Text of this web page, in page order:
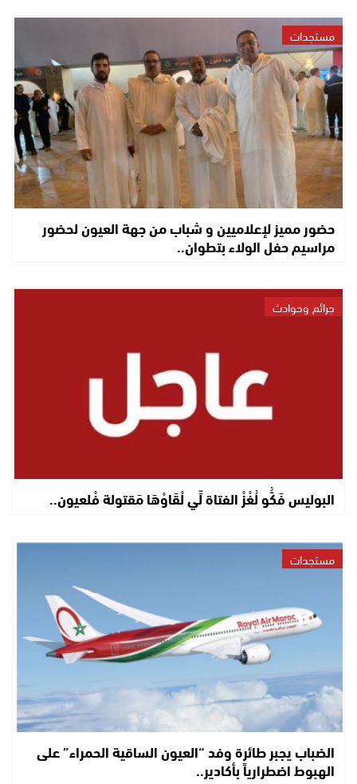
مستجدات
حضور مميز لإعلاميين و شباب من جهة العيون لحضور
مراسيم حفل الولاء بتطوان..
جرائم وحوادث
البوليس فَكُّو لُغْزْ الفتاة لِّي لْقَاوْهَا مَقتولة فْلعيون..
مستجدات
الضباب يجبر طائرة وفد “العيون الساقية الحمراء” على
الهبوط اضطرارياً بأكادير..